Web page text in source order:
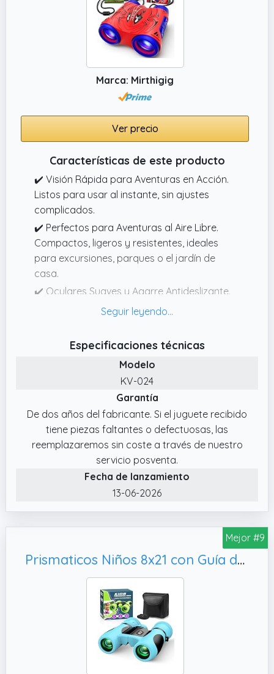
un niño le interesan los pájaros, los animales,
los deportes o las aventuras al aire libre en
general, los prismáticos satisfacen una gran
variedad de intereses y aficiones. Se
lista para regalar, por lo que son un regalo
ideal para una gran variedad de ocasiones,
como cumpleaños, Navidad o Pascua.
Marca: Mirthigig
Ver precio
Características de este producto
✔️ Visión Rápida para Aventuras en Acción.
Listos para usar al instante, sin ajustes
complicados.
✔️ Perfectos para Aventuras al Aire Libre.
Compactos, ligeros y resistentes, ideales
para excursiones, parques o el jardín de
casa.
✔️ Oculares Suaves y Agarre Antideslizante.
Diseñado para ofrecer comodidad y
colgar, perfecto para sus manos.
✔️ Aprende y Explora con Guía de Aves y
Brújula. Incluye una brújula funcional y una
guía ilustrada de observación de aves llena
de datos curiosos sobre sus colores, formas
y hábitats favoritos.
✔️ Diseño webhéroe Rojo y Azul Muy
Llamativo. Con su combinación de colores
rojo y azul brillante, los patrones de telaraña
y una máscara de héroe espectacular, estos
binoculares llaman la atención al instante.
✔️ Regalo Ideal para Cada Ocasión. Un éxito
Halloween o pequeñas recompensas.
Especificaciones técnicas
Modelo
KV-024
Garantía
De dos años del fabricante. Si el juguete recibido
tiene piezas faltantes o defectuosas, las
reemplazaremos sin coste a través de nuestro
servicio posventa.
Fecha de lanzamiento
13-06-2026
Mejor #9
Prismaticos Niños 8x21 con Guía de Aves, Regalo Familiar y Educativo